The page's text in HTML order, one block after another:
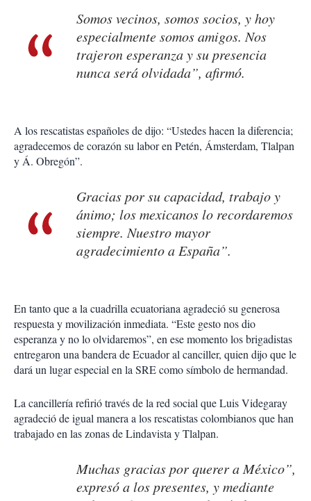
Somos vecinos, somos socios, y hoy
especialmente somos amigos. Nos
trajeron esperanza y su presencia
nunca será olvidada”, afirmó.
A los rescatistas españoles de dijo: “Ustedes hacen la diferencia;
agradecemos de corazón su labor en Petén, Ámsterdam, Tlalpan
y Á. Obregón”.
Gracias por su capacidad, trabajo y
ánimo; los mexicanos lo recordaremos
siempre. Nuestro mayor
agradecimiento a España”.
En tanto que a la cuadrilla ecuatoriana agradeció su generosa
respuesta y movilización inmediata. “Este gesto nos dio
esperanza y no lo olvidaremos”, en ese momento los brigadistas
entregaron una bandera de Ecuador al canciller, quien dijo que le
dará un lugar especial en la SRE como símbolo de hermandad.
La cancillería refirió través de la red social que Luis Videgaray
agradeció de igual manera a los rescatistas colombianos que han
trabajado en las zonas de Lindavista y Tlalpan.
Muchas gracias por querer a México”,
expresó a los presentes, y mediante